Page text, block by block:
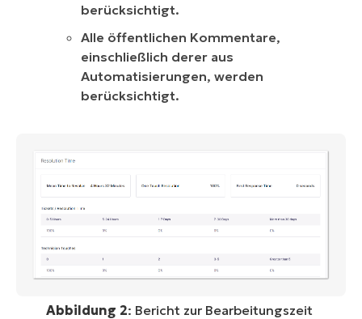
berücksichtigt.
Alle öffentlichen Kommentare,
einschließlich derer aus
Automatisierungen, werden
berücksichtigt.
Abbildung 2: Bericht zur Bearbeitungszeit